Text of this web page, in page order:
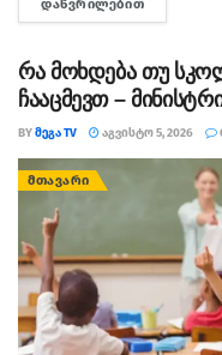
სწავლის ხარისხის
ᲓᲐᲬᲕᲠᲘᲚᲔᲑᲘᲗ
რა მოხდება თუ
ჩააცმევთ –
BYᲛᲔᲒᲐ TV ᲐᲒᲕᲘᲡᲢᲝ 5, 2026
ᲛᲗᲐᲕᲐᲠᲘ